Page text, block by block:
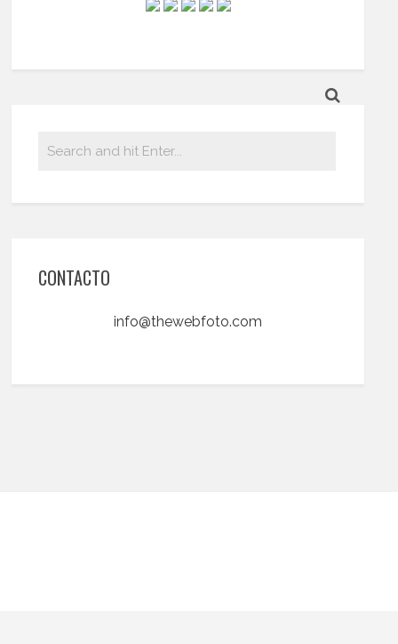
CONTACTO
info@thewebfoto.com